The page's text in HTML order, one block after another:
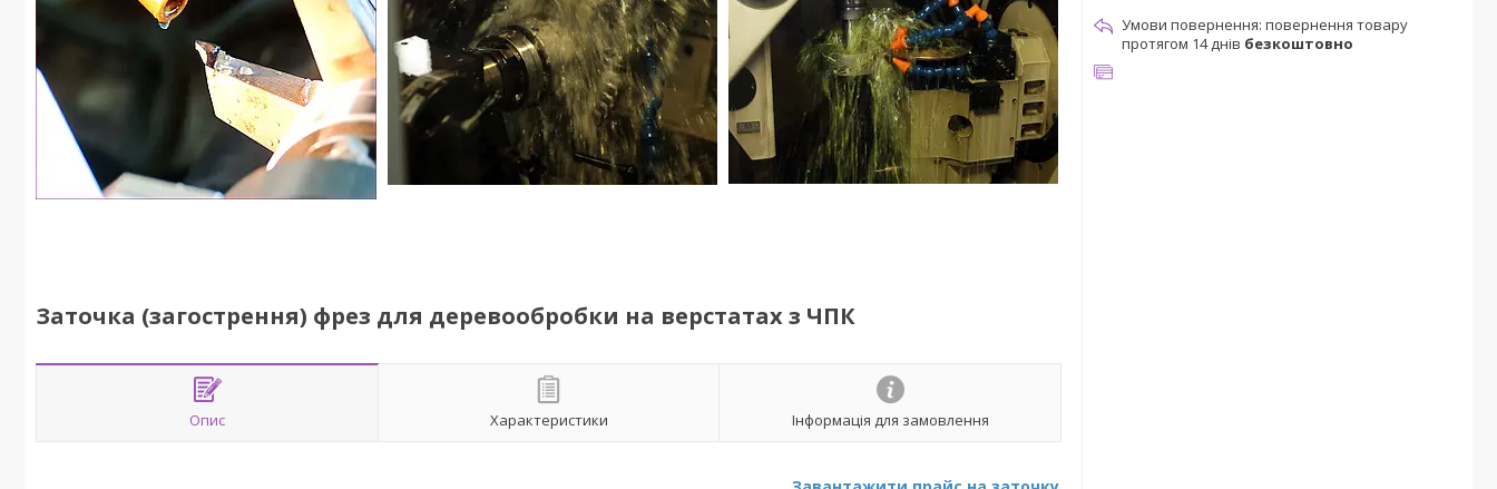
Заточка (загострення) фрез для деревообробки на верстатах з ЧПК
Опис Характеристики Інформація для замовлення
повернення товару
протягом 14 днів безкоштовно